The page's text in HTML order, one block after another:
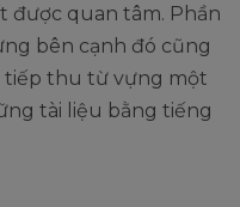
được quan tâm. Phần
bên cạnh đó cũng
tiếp thu từ vựng một
tài liệu bằng tiếng